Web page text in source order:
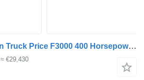
Shacman Shacman Truck Price F3000 400 Horsepower in Gambia
≈ €29,430